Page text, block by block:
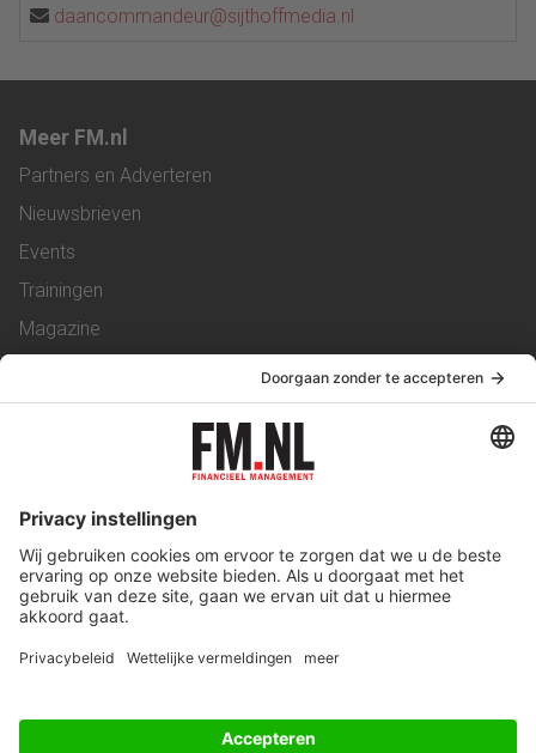
daancommandeur@sijthoffmedia.nl
Meer FM.nl
Partners en Adverteren
Nieuwsbrieven
Events
Trainingen
Magazine
Service & Contact
Werken bij ons
Privacy Statement
Algemene Voorwaarden